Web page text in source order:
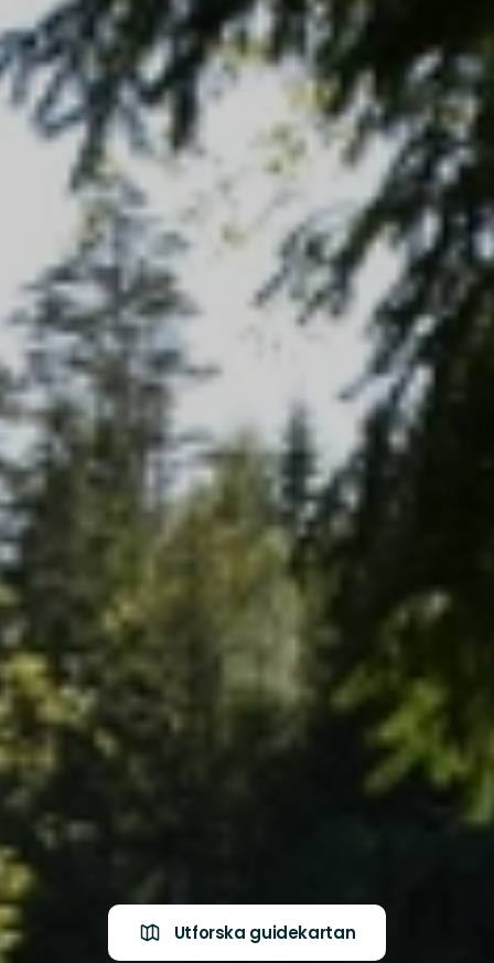
Utforska guidekartan